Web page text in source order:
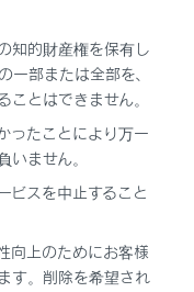
知的財産権を保有し
一部または全部を、
とはできません。
ったことにより万一
ません。
ビスを中止すること
向上のためにお客様
す。削除を希望され